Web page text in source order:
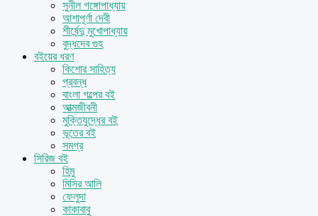
সুনীল গঙ্গোপাধ্যায়
আশাপূর্ণা দেবী
শীর্ষেন্দু মুখোপাধ্যায়
বুদ্ধদেব গুহ
বইয়ের ধরণ
কিশোর সাহিত্য
প্রবন্ধ
বাংলা গল্পের বই
আত্মজীবনী
মুক্তিযুদ্ধের বই
ভূতের বই
সমগ্র
সিরিজ বই
হিমু
মিসির আলি
ফেলুদা
কাকাবাবু